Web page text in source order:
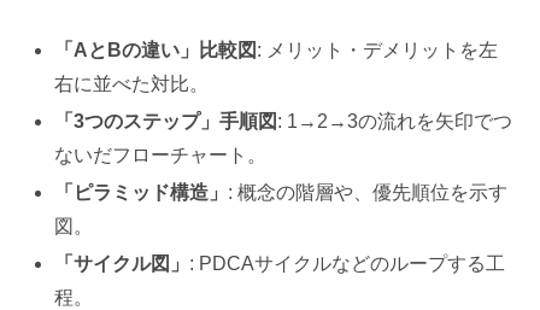
「AとBの違い」比較図 : メリット・デメリットを左
右に並べた対比。
「3つのステップ」手順図 : 1→2→3の流れを矢印でつ
ないだフローチャート。
「ピラミッド構造」 : 概念の階層や、優先順位を示す
図。
「サイクル図」 : PDCAサイクルなどのループする工
程。